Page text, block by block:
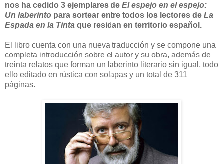
nos ha cedido 3 ejemplares de El espejo en el espejo:
Un laberinto para sortear entre todos los lectores de La
Espada en la Tinta que residan en territorio español.
El libro cuenta con una nueva traducción y se compone una
completa introducción sobre el autor y su obra, además de
treinta relatos que forman un laberinto literario sin igual, todo
ello editado en rústica con solapas y un total de 311
páginas.